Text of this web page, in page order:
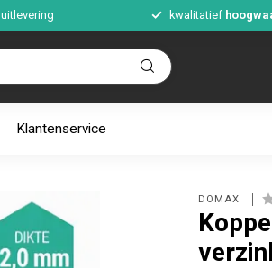
uitlevering kwalitatief
Klantenservice
DOMAX